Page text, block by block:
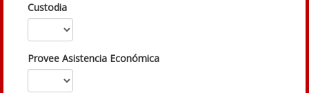
Custodia
Provee Asistencia Económica